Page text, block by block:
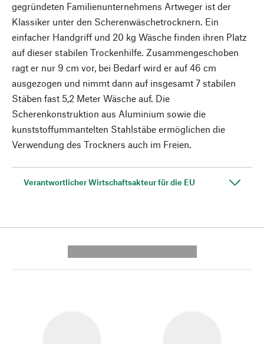
gegründeten Familienunternehmens Artweger ist der
Klassiker unter den Scherenwäschetrocknern. Ein
einfacher Handgriff und 20 kg Wäsche finden ihren Platz
auf dieser stabilen Trockenhilfe. Zusammengeschoben
ragt er nur 9 cm vor, bei Bedarf wird er auf 46 cm
ausgezogen und nimmt dann auf insgesamt 7 stabilen
Stäben fast 5,2 Meter Wäsche auf. Die
Scherenkonstruktion aus Aluminium sowie die
kunststoffummantelten Stahlstäbe ermöglichen die
Verwendung des Trockners auch im Freien.
Verantwortlicher Wirtschaftsakteur für die EU